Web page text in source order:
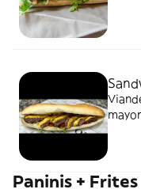
Paninis + Frites